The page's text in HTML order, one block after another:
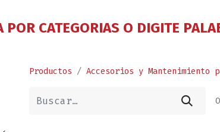
POR CATEGORIAS O DIGITE
Productos Accesorios y Mantenimiento